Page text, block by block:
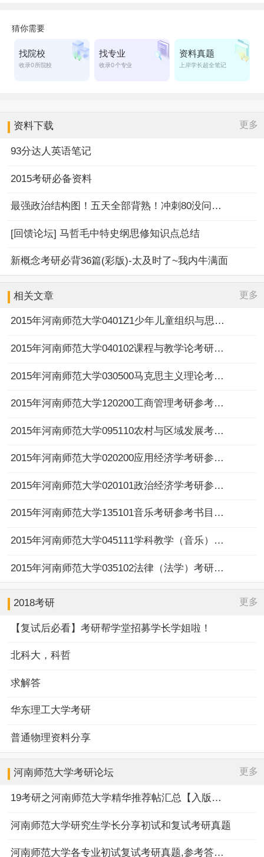
资料下载 更多
93分达人英语笔记
2015考研必备资料
最强政治结构图！五天全部背熟！冲刺80没问题！
[回馈论坛] 马哲毛中特史纲思修知识点总结
新概念考研必背36篇(彩版)-太及时了~我内牛满面
相关文章 更多
2015年河南师范大学0401Z1少年儿童组织与思想意识教育考研参考书目及考试科目
2015年河南师范大学040102课程与教学论考研参考书目及考试科目
2015年河南师范大学030500马克思主义理论考研参考书目及考试科目
2015年河南师范大学120200工商管理考研参考书目及考试科目
2015年河南师范大学095110农村与区域发展考研参考书目及考试科目
2015年河南师范大学020200应用经济学考研参考书目及考试科目
2015年河南师范大学020101政治经济学考研参考书目及考试科目
2015年河南师范大学135101音乐考研参考书目及考试科目
2015年河南师范大学045111学科教学（音乐）考研参考书目及考试科目
2015年河南师范大学035102法律（法学）考研参考书目及考试科目
2018考研 更多
【复试后必看】考研帮学堂招募学长学姐啦！
北科大，科哲
求解答
华东理工大学考研
普通物理资料分享
河南师范大学考研论坛 更多
19考研之河南师范大学精华推荐帖汇总【入版必看】
河南师范大学研究生学长分享初试和复试考研真题
河南师范大学各专业初试复试考研真题,参考答案,重点范围